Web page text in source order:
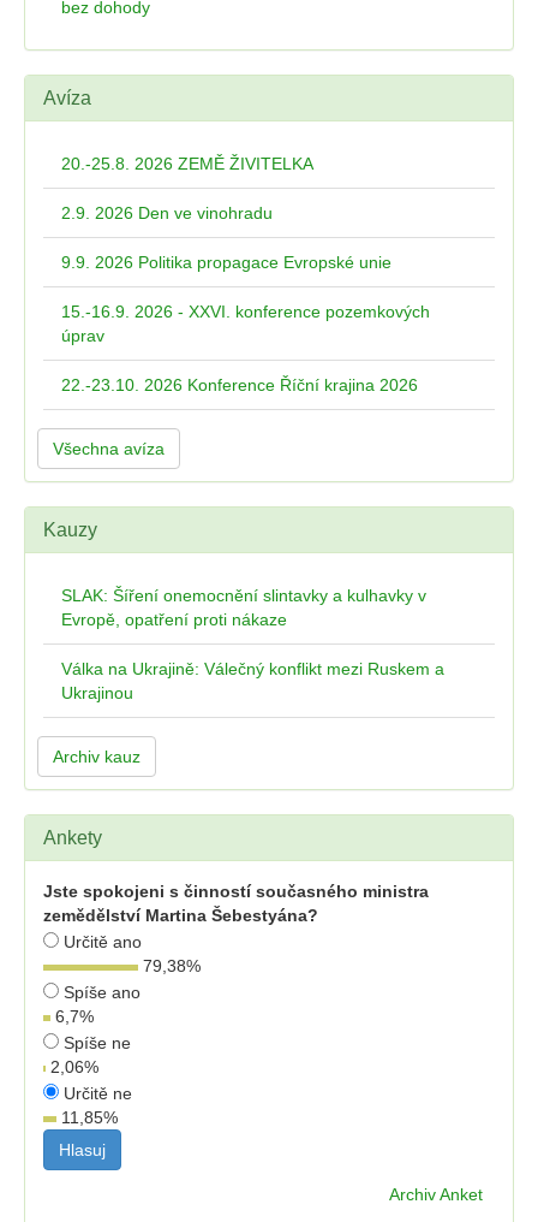
bez dohody
Avíza
20.-25.8. 2026 ZEMĚ ŽIVITELKA
2.9. 2026 Den ve vinohradu
9.9. 2026 Politika propagace Evropské unie
15.-16.9. 2026 - XXVI. konference pozemkových
úprav
22.-23.10. 2026 Konference Říční krajina 2026
Všechna avíza
Kauzy
SLAK: Šíření onemocnění slintavky a kulhavky v
Evropě, opatření proti nákaze
Válka na Ukrajině: Válečný konflikt mezi Ruskem a
Ukrajinou
Archiv kauz
Ankety
Jste spokojeni s činností současného ministra
zemědělství Martina Šebestyána?
Určitě ano
79,38%
Spíše ano
6,7%
Spíše ne
2,06%
Určitě ne
11,85%
Archiv Anket